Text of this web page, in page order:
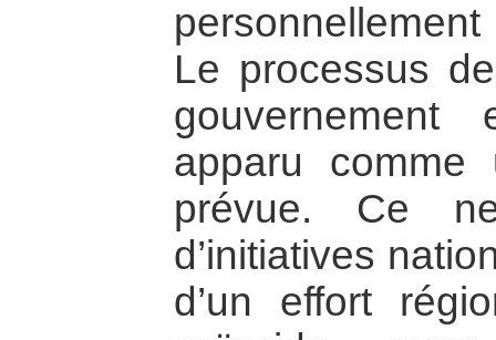
Le processus
gouvernement
apparu comme
prévue. Ce
d’initiatives
d’un effort